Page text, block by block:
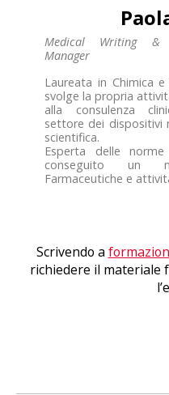
Medical Writing &
Manager
Laureata in Chimica
svolge la propria
alla consulenza
settore dei dispositivi
scientifica.
Esperta delle
conseguito un
Farmaceutiche e
Scrivendo a
richiedere il materiale